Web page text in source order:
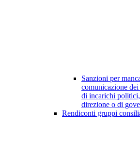
Sanzioni per
comunicazione
di incarichi
direzione o di
Rendiconti gruppi